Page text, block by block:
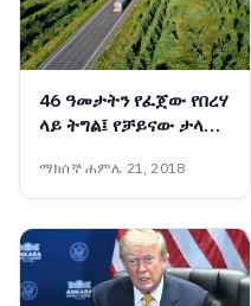
46 ዓመታትን የፈጀው የበረሃ
ላይ ትግል፤ የቻይናው ታላቁ
ስኬት
ማክሰኞ ሐምሌ 21, 2018